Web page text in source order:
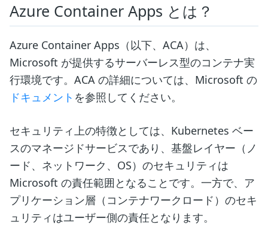
Azure Container Apps とは？
Azure Container Apps（以下、ACA）は、
Microsoft が提供するサーバーレス型のコンテナ実
行環境です。ACA の詳細については、Microsoft の
ドキュメント を参照してください。
セキュリティ上の特徴としては、Kubernetes ベー
スのマネージドサービスであり、基盤レイヤー（ノ
ード、ネットワーク、OS）のセキュリティは
Microsoft の責任範囲となることです。一方で、ア
プリケーション層（コンテナワークロード）のセキ
ュリティはユーザー側の責任となります。